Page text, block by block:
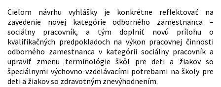
Cieľom návrhu vyhlášky je konkrétne reflektovať na
zavedenie novej kategórie odborného zamestnanca –
sociálny pracovník, a tým doplniť novú prílohu o
kvalifikačných predpokladoch na výkon pracovnej činnosti
odborného zamestnanca v kategórii sociálny pracovník a
upraviť zmenu terminológie škôl pre deti a žiakov so
špeciálnymi výchovno-vzdelávacími potrebami na školy pre
deti a žiakov so zdravotným znevýhodnením.